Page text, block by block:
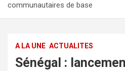
communautaires de base
A LA UNE ACTUALITES
Sénégal :